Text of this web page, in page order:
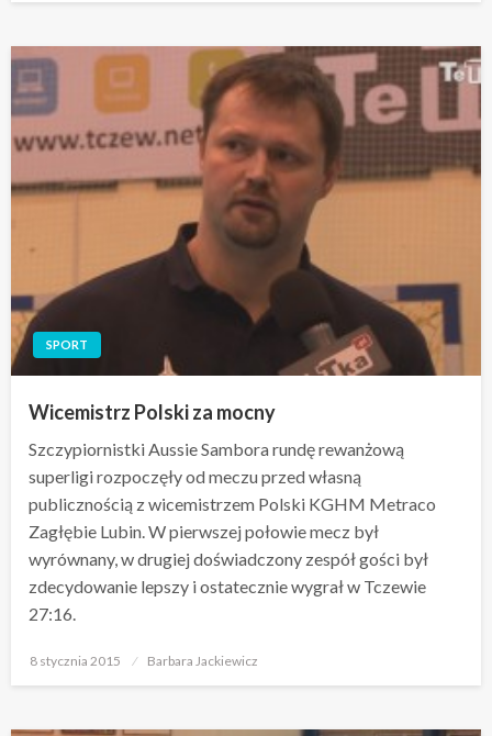
SPORT
Wicemistrz Polski za mocny
Szczypiornistki Aussie Sambora rundę rewanżową
superligi rozpoczęły od meczu przed własną
publicznością z wicemistrzem Polski KGHM Metraco
Zagłębie Lubin. W pierwszej połowie mecz był
wyrównany, w drugiej doświadczony zespół gości był
zdecydowanie lepszy i ostatecznie wygrał w Tczewie
27:16.
Opublikowane
8 stycznia 2015 Barbara Jackiewicz